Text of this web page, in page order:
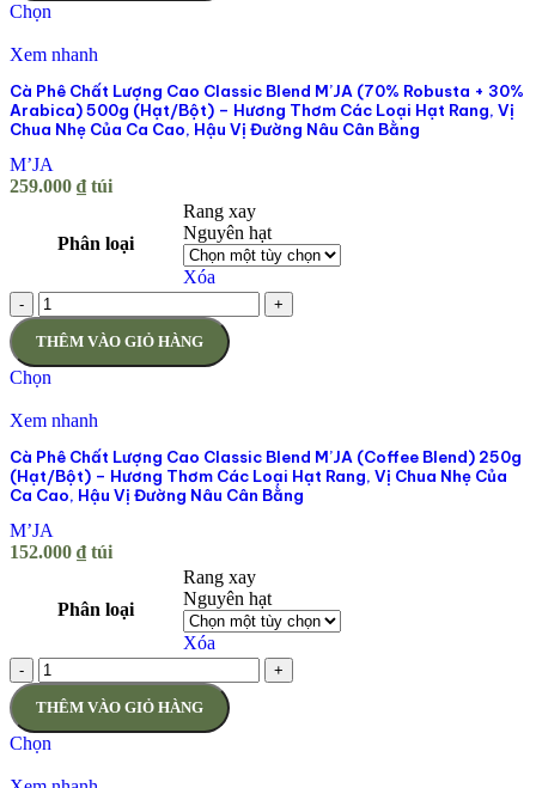
Chọn
Xem nhanh
Cà Phê Chất Lượng Cao Classic Blend M’JA (70% Robusta + 30%
Arabica) 500g (Hạt/Bột) – Hương Thơm Các Loại Hạt Rang, Vị
Chua Nhẹ Của Ca Cao, Hậu Vị Đường Nâu Cân Bằng
M’JA
259.000 ₫ túi
Phân loại
Rang xay
Nguyên hạt
Xóa
- +
THÊM VÀO GIỎ HÀNG
Chọn
Xem nhanh
Cà Phê Chất Lượng Cao Classic Blend M’JA (Coffee Blend) 250g
(Hạt/Bột) – Hương Thơm Các Loại Hạt Rang, Vị Chua Nhẹ Của
Ca Cao, Hậu Vị Đường Nâu Cân Bằng
M’JA
152.000 ₫ túi
Phân loại
Rang xay
Nguyên hạt
Xóa
- +
THÊM VÀO GIỎ HÀNG
Chọn